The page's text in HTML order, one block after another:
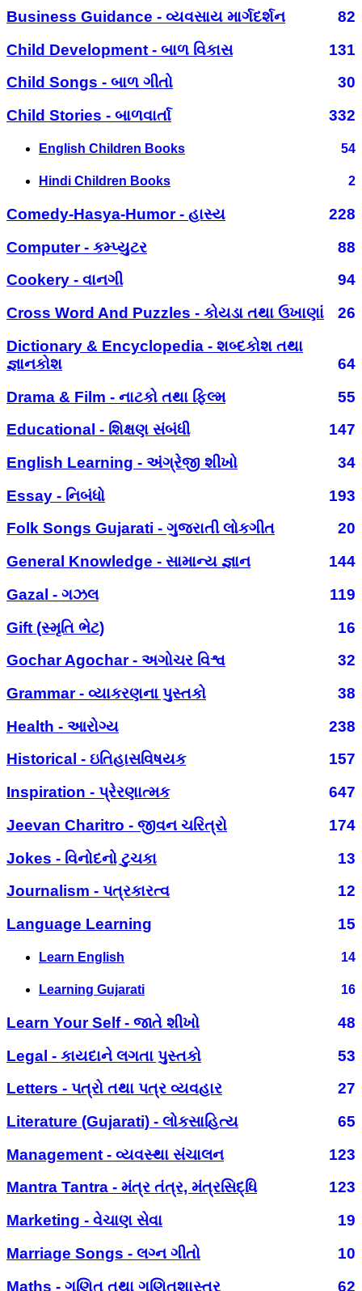
Business Guidance - વ્યવસાય માર્ગદર્શન
82
Child Development - બાળ વિકાસ
131
Child Songs - બાળ ગીતો
30
Child Stories - બાળવાર્તા
332
English Children Books 54
Hindi Children Books 2
Comedy-Hasya-Humor - હાસ્ય
228
Computer - કમ્પ્યુટર
88
Cookery - વાનગી
94
Cross Word And Puzzles - કોયડા તથા ઉખાણાં
26
Dictionary & Encyclopedia - શબ્દકોશ તથા
જ્ઞાનકોશ
64
Drama & Film - નાટકો તથા ફિલ્મ
55
Educational - શિક્ષણ સંબંધી
147
English Learning - અંગ્રેજી શીખો
34
Essay - નિબંધો
193
Folk Songs Gujarati - ગુજરાતી લોકગીત
20
General Knowledge - સામાન્ય જ્ઞાન
144
Gazal - ગઝલ
119
Gift (સ્મૃતિ ભેટ)
16
Gochar Agochar - અગોચર વિશ્વ
32
Grammar - વ્યાકરણના પુસ્તકો
38
Health - આરોગ્ય
238
Historical - ઇતિહાસવિષયક
157
Inspiration - પ્રેરણાત્મક
647
Jeevan Charitro - જીવન ચરિત્રો
174
Jokes - વિનોદનો ટુચકા
13
Journalism - પત્રકારત્વ
12
Language Learning
15
Learn English 14
Learning Gujarati 16
Learn Your Self - જાતે શીખો
48
Legal - કાયદાને લગતા પુસ્તકો
53
Letters - પત્રો તથા પત્ર વ્યવહાર
27
Literature (Gujarati) - લોકસાહિત્ય
65
Management - વ્યવસ્થા સંચાલન
123
Mantra Tantra - મંત્ર તંત્ર, મંત્રસિદ્ધિ
123
Marketing - વેચાણ સેવા
19
Marriage Songs - લગ્ન ગીતો
10
Maths - ગણિત તથા ગણિતશાસ્ત્ર
62